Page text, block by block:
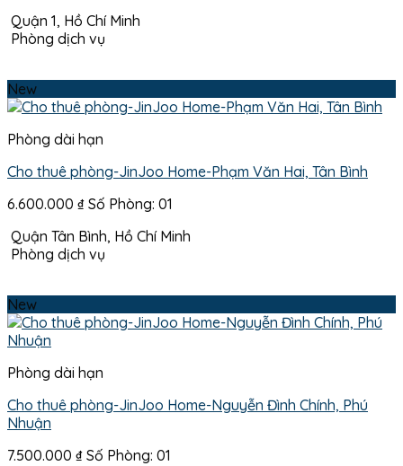
Quận 1, Hồ Chí Minh
Phòng dịch vụ
New
Phòng dài hạn
Cho thuê phòng-JinJoo Home-Phạm Văn Hai, Tân Bình
6.600.000 ₫ Số Phòng: 01
Quận Tân Bình, Hồ Chí Minh
Phòng dịch vụ
New
Phòng dài hạn
Cho thuê phòng-JinJoo Home-Nguyễn Đình Chính, Phú
Nhuận
7.500.000 ₫ Số Phòng: 01